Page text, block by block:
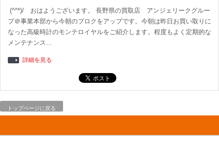
(^^*)/ おはようございます。 長野県の買取店 アンジェリークグルー
プ＠事業本部から今朝のブロクをアップです。今朝は昨日お買い取りに
なった高級時計のモンテロイヤルをご紹介します。程度もよく定期的な
メンテナンス…
詳細を見る
トップページに戻る